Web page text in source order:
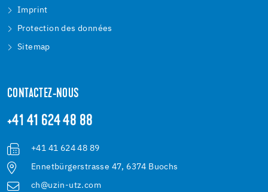
Imprint
Protection des données
Sitemap
CONTACTEZ-NOUS
+41 41 624 48 88
+41 41 624 48 89
Ennetbürgerstrasse 47, 6374 Buochs
ch@uzin-utz.com